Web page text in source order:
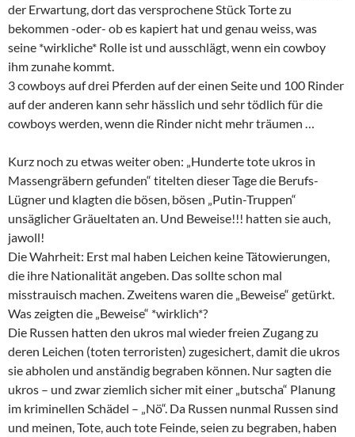
der Erwartung, dort das versprochene Stück Torte zu
bekommen -oder- ob es kapiert hat und genau weiss, was
seine *wirkliche* Rolle ist und ausschlägt, wenn ein cowboy
ihm zunahe kommt.
3 cowboys auf drei Pferden auf der einen Seite und 100 Rinder
auf der anderen kann sehr hässlich und sehr tödlich für die
cowboys werden, wenn die Rinder nicht mehr träumen …
Kurz noch zu etwas weiter oben: „Hunderte tote ukros in
Massengräbern gefunden“ titelten dieser Tage die Berufs-
Lügner und klagten die bösen, bösen „Putin-Truppen“
unsäglicher Gräueltaten an. Und Beweise!!! hatten sie auch,
jawoll!
Die Wahrheit: Erst mal haben Leichen keine Tätowierungen,
die ihre Nationalität angeben. Das sollte schon mal
misstrauisch machen. Zweitens waren die „Beweise“ getürkt.
Was zeigten die „Beweise“ *wirklich*?
Die Russen hatten den ukros mal wieder freien Zugang zu
deren Leichen (toten terroristen) zugesichert, damit die ukros
sie abholen und anständig begraben können. Nur sagten die
ukros – und zwar ziemlich sicher mit einer „butscha“ Planung
im kriminellen Schädel – „Nö“. Da Russen nunmal Russen sind
und meinen, Tote, auch tote Feinde, seien zu begraben, haben